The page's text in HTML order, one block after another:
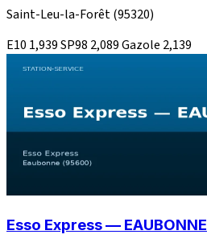
Saint-Leu-la-Forêt(95320)
E10 1,939SP98 2,089Gazole 2,139
Esso Express — EAUBONNE